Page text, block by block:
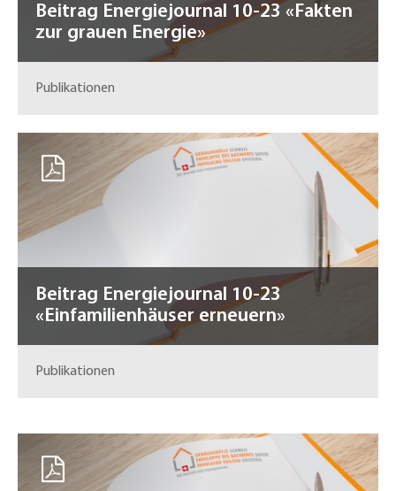
Beitrag Energiejournal 10-23 «Fakten
zur grauen Energie»
Publikationen
Beitrag Energiejournal 10-23
«Einfamilienhäuser erneuern»
Publikationen